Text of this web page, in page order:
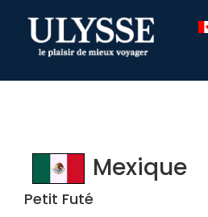
TEST
Mexique
Petit Futé